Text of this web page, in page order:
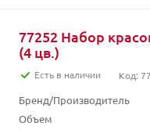
77252 Набор
(4 цв.)
Есть в наличии Код:
Бренд/Производитель
Объем